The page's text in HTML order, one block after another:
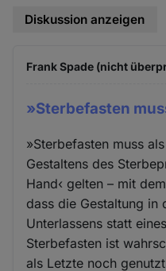
Diskussion anzeigen
Frank Spade (nicht
»Sterbefasten
»Sterbefasten muss
Gestaltens des
Hand‹ gelten – mit
dass die Gestaltung in
Unterlassens statt
Sterbefasten ist
als Letzte noch